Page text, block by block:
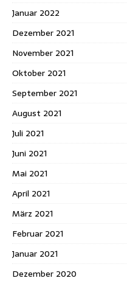
Januar 2022
Dezember 2021
November 2021
Oktober 2021
September 2021
August 2021
Juli 2021
Juni 2021
Mai 2021
April 2021
März 2021
Februar 2021
Januar 2021
Dezember 2020